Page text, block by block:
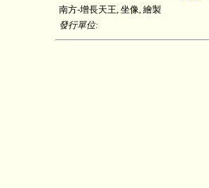
南方-增長天王, 坐像, 繪製
發行單位: